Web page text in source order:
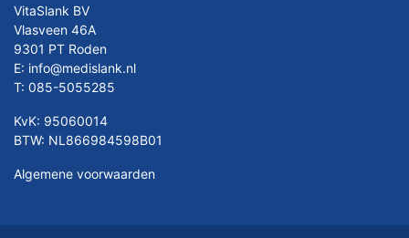
VitaSlank BV
Vlasveen 46A
9301 PT Roden
E: info@medislank.nl
T: 085-5055285
KvK: 95060014
BTW: NL866984598B01
Algemene voorwaarden